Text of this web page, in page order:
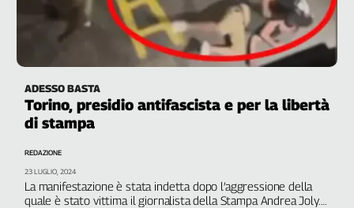
ADESSO BASTA
Torino, presidio antifascista e per la libertà
di stampa
La manifestazione è stata indetta dopo l’aggressione della
quale è stato vittima il giornalista della Stampa Andrea Joly.
REDAZIONE
23 LUGLIO, 2024